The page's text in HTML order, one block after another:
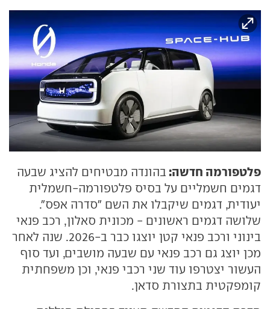
פלטפורמה חדשה: בהונדה מבטיחים להציג שבעה
דגמים חשמליים על בסיס פלטפורמה-חשמלית
יעודית, דגמים שיקבלו את השם "סדרה אפס".
שלושה דגמים ראשונים - מכונית סאלון, רכב פנאי
בינוני ורכב פנאי קטן יוצגו כבר ב-2026. שנה לאחר
מכן יוצג גם רכב פנאי עם שבעה מושבים, ועד סוף
העשור יצטרפו עוד שני רכבי פנאי, וכן משפחתית
קומפקטית בתצורת סדאן.